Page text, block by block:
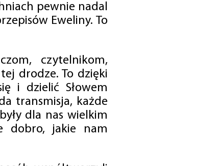
pewnie nadal
Eweliny. To
czytelnikom,
drodze. To dzięki
i dzielić Słowem
transmisja, każde
dla nas wielkim
dobro, jakie nam